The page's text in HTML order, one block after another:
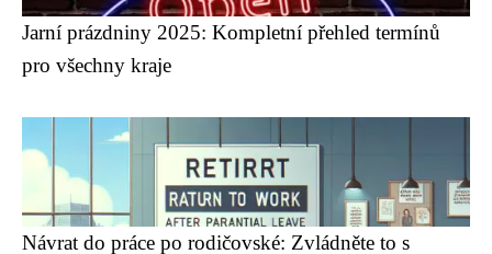
Jarní prázdniny 2025: Kompletní přehled termínů
pro všechny kraje
Návrat do práce po rodičovské: Zvládněte to s